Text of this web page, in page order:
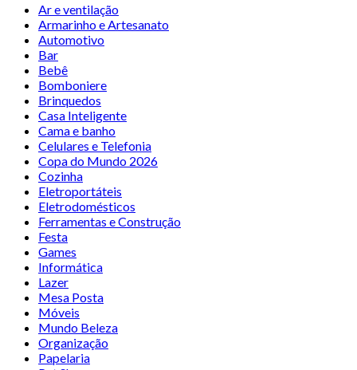
Ar e ventilação
Armarinho e Artesanato
Automotivo
Bar
Bebê
Bomboniere
Brinquedos
Casa Inteligente
Cama e banho
Celulares e Telefonia
Copa do Mundo 2026
Cozinha
Eletroportáteis
Eletrodomésticos
Ferramentas e Construção
Festa
Games
Informática
Lazer
Mesa Posta
Móveis
Mundo Beleza
Organização
Papelaria